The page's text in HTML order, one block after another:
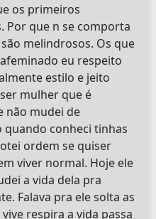
os primeiros
Por que n se comporta
melindrosos. Os que
eu respeito
estilo e jeito
mulher que é
não mudei de
conheci tinhas
ordem se quiser
viver normal. Hoje ele
a vida dela pra
Falava pra ele solta as
respira a vida passa